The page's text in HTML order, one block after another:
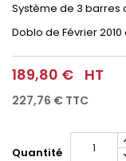
Système de 3 barres
Doblo de Février 2010
189,80 € HT
227,76 € TTC
Quantité